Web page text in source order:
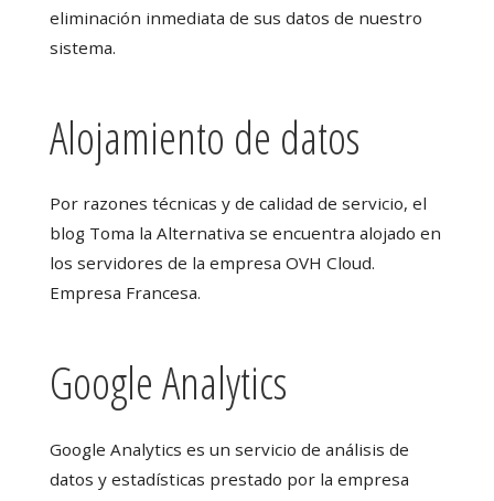
eliminación inmediata de sus datos de nuestro
sistema.
Alojamiento de datos
Por razones técnicas y de calidad de servicio, el
blog Toma la Alternativa se encuentra alojado en
los servidores de la empresa OVH Cloud.
Empresa Francesa.
Google Analytics
Google Analytics es un servicio de análisis de
datos y estadísticas prestado por la empresa